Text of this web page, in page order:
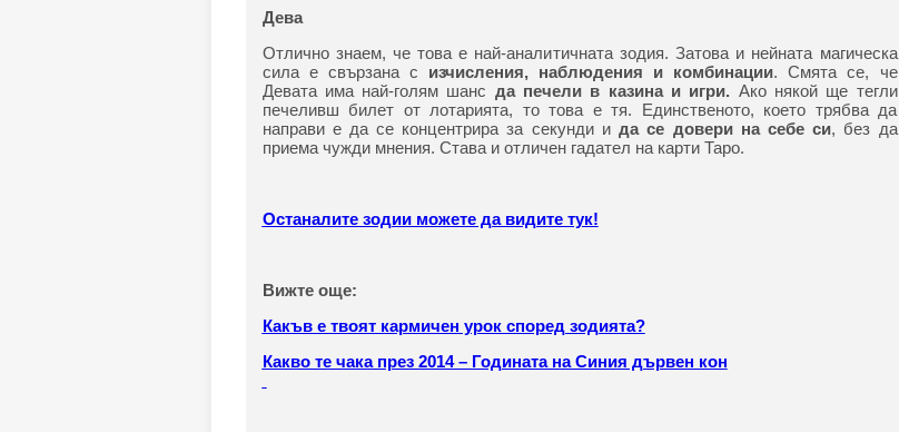
Дева
Отлично знаем, че това е най-аналитичната зодия. Затова и нейната магическа
сила е свързана с изчисления, наблюдения и комбинации. Смята се, че
Девата има най-голям шанс да печели в казина и игри. Ако някой ще тегли
печеливш билет от лотарията, то това е тя. Единственото, което трябва да
направи е да се концентрира за секунди ида се довери на себе си, без да
приема чужди мнения. Става и отличен гадател на карти Таро.
Останалите зодии можете да видите тук!
Вижте още:
Какъв е твоят кармичен урок според зодията?
Какво те чака през 2014 – Годината на Синия дървен кон